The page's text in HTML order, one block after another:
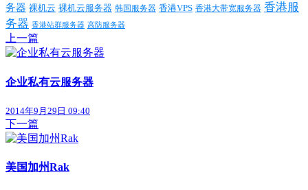
务器 裸机云 裸机云服务器 韩国服务器 香港VPS 香港大带宽服务器 香港服
务器 香港站群服务器 高防服务器
上一篇
企业私有云服务器
2014年9月29日 09:40
下一篇
美国加州Rak